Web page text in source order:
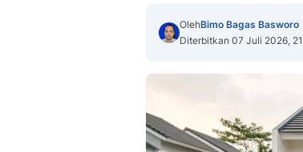
OlehBimo Bagas Basworo
Diterbitkan 07 Juli 2026,